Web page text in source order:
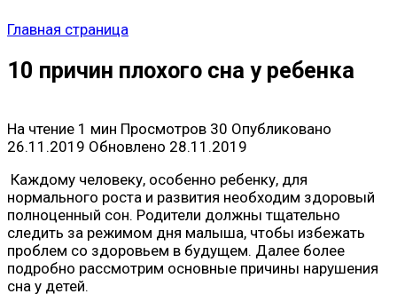
Главная страница
10 причин плохого сна у ребенка
На чтение 1 мин Просмотров 30 Опубликовано
26.11.2019 Обновлено 28.11.2019
Каждому человеку, особенно ребенку, для
нормального роста и развития необходим здоровый
полноценный сон. Родители должны тщательно
следить за режимом дня малыша, чтобы избежать
проблем со здоровьем в будущем. Далее более
подробно рассмотрим основные причины нарушения
сна у детей.